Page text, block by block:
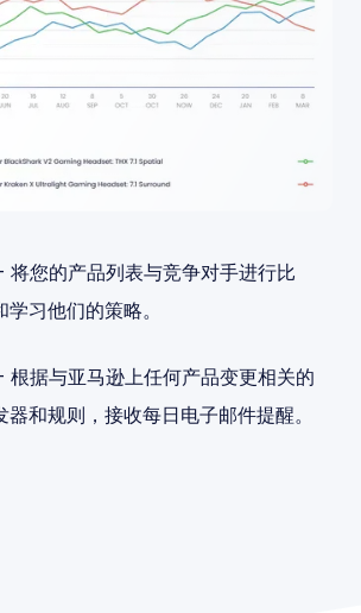
您的产品列表与竞争对手进行比
习他们的策略。
据与亚马逊上任何产品变更相关的
器和规则，接收每日电子邮件提醒。